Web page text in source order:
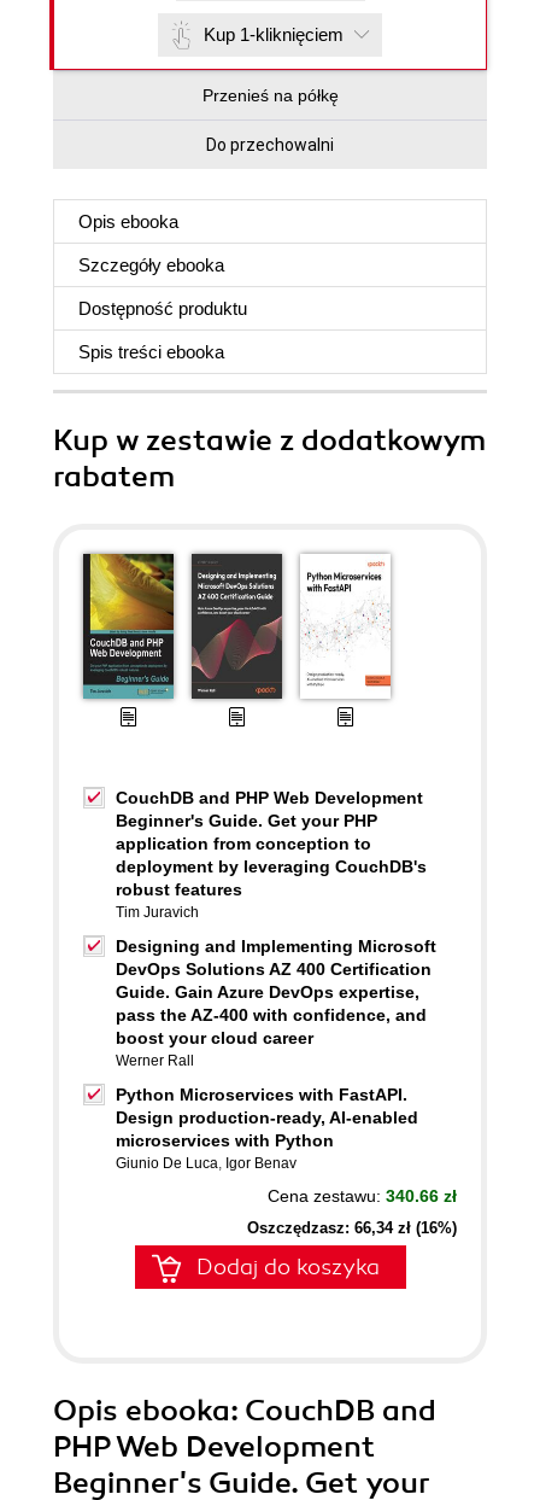
Kup 1-kliknięciem
Przenieś na półkę
Do przechowalni
Opis ebooka
Szczegóły ebooka
Dostępność produktu
Spis treści ebooka
Kup w zestawie z dodatkowym
rabatem
CouchDB and PHP Web Development
Beginner's Guide. Get your PHP
application from conception to
deployment by leveraging CouchDB's
robust features
Tim Juravich
Designing and Implementing Microsoft
DevOps Solutions AZ 400 Certification
Guide. Gain Azure DevOps expertise,
pass the AZ-400 with confidence, and
boost your cloud career
Werner Rall
Python Microservices with FastAPI.
Design production-ready, AI-enabled
microservices with Python
Giunio De Luca, Igor Benav
Cena zestawu: 340.66 zł
Oszczędzasz: 66,34 zł (16%)
Dodaj do koszyka
Opis ebooka: CouchDB and
PHP Web Development
Beginner's Guide. Get your